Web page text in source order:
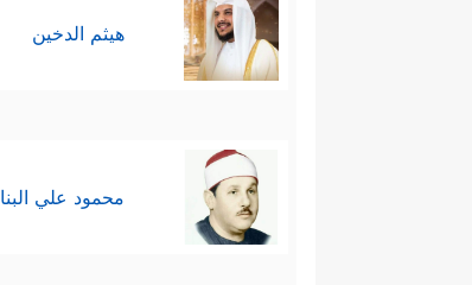
هيثم الدخين
محمود علي البنا